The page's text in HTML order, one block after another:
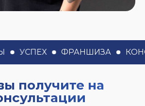
УСПЕХ ФРАНШИЗА
получите на